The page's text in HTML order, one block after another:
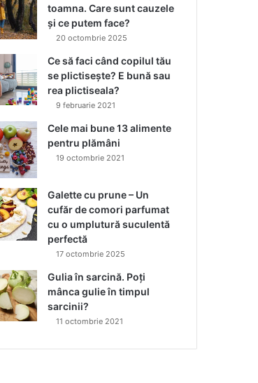
toamna. Care sunt cauzele
și ce putem face?
20 octombrie 2025
Ce să faci când copilul tău
se plictisește? E bună sau
rea plictiseala?
9 februarie 2021
Cele mai bune 13 alimente
pentru plămâni
19 octombrie 2021
Galette cu prune – Un
cufăr de comori parfumat
cu o umplutură suculentă
perfectă
17 octombrie 2025
Gulia în sarcină. Poți
mânca gulie în timpul
sarcinii?
11 octombrie 2021